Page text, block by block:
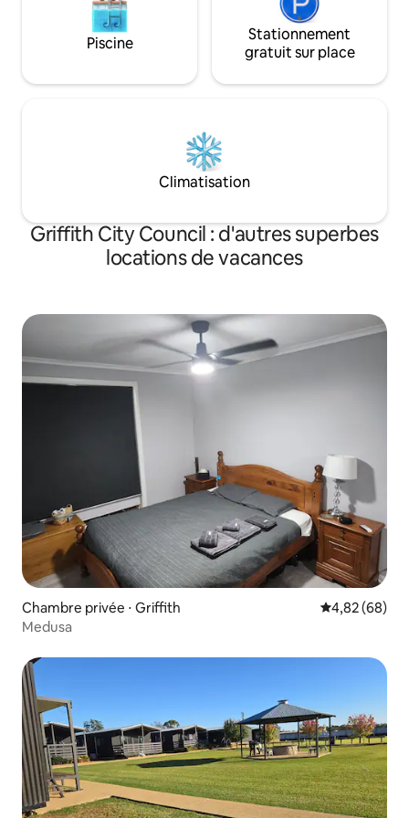
Piscine
Stationnement
gratuit sur place
Climatisation
Griffith City Council : d'autres superbes
locations de vacances
Chambre privée ⋅ Griffith Évaluation
4,82 (68)
Medusa